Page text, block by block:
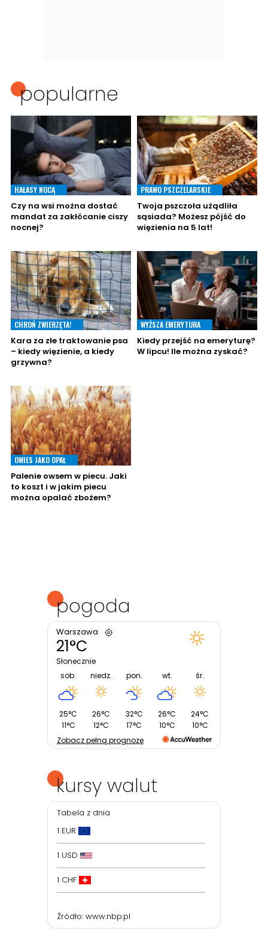
popularne
HAŁASY NOCĄ
Czy na wsi można dostać
mandat za zakłócanie ciszy
nocnej?
PRAWO PSZCZELARSKIE
Twoja pszczoła użądliła
sąsiada? Możesz pójść do
więzienia na 5 lat!
CHROŃ ZWIERZĘTA!
Kara za złe traktowanie psa
– kiedy więzienie, a kiedy
grzywna?
WYŻSZA EMERYTURA
Kiedy przejść na emeryturę?
W lipcu! Ile można zyskać?
OWIES JAKO OPAŁ
Palenie owsem w piecu. Jaki
to koszt i w jakim piecu
można opalać zbożem?
pogoda
Warszawa
21°C
Słonecznie
sob.
25°C
11°C
niedz.
26°C
12°C
pon.
32°C
17°C
wt.
26°C
10°C
śr.
24°C
10°C
Zobacz pełną prognozę
kursy walut
Tabela z dnia
1 EUR
1 USD
1 CHF
Źródło: www.nbp.pl